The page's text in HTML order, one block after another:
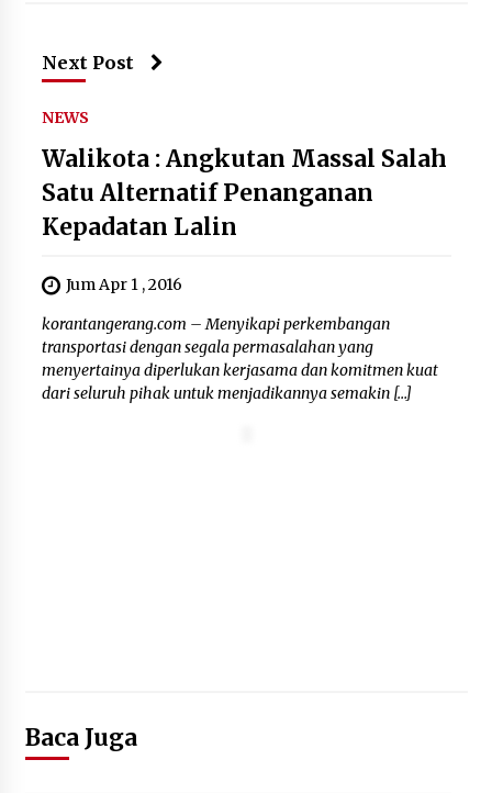
Next Post
NEWS
Walikota : Angkutan Massal Salah
Satu Alternatif Penanganan
Kepadatan Lalin
Jum Apr 1 , 2016
korantangerang.com – Menyikapi perkembangan
transportasi dengan segala permasalahan yang
menyertainya diperlukan kerjasama dan komitmen kuat
dari seluruh pihak untuk menjadikannya semakin […]
Baca Juga